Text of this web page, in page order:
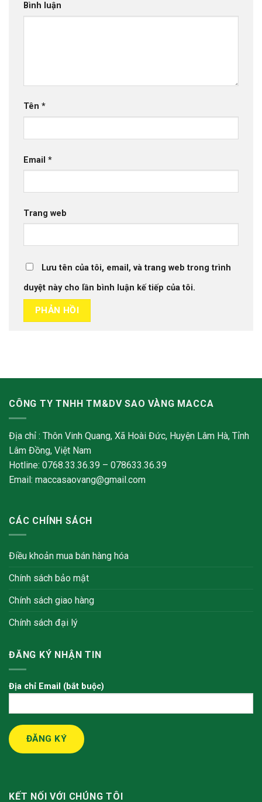
Bình luận
Tên *
Email *
Trang web
Lưu tên của tôi, email, và trang web trong trình
duyệt này cho lần bình luận kế tiếp của tôi.
CÔNG TY TNHH TM&DV SAO VÀNG MACCA
Địa chỉ : Thôn Vinh Quang, Xã Hoài Đức, Huyện Lâm Hà, Tỉnh
Lâm Đồng, Việt Nam
Hotline: 0768.33.36.39 – 078633.36.39
Email: maccasaovang@gmail.com
CÁC CHÍNH SÁCH
Điều khoản mua bán hàng hóa
Chính sách bảo mật
Chính sách giao hàng
Chính sách đại lý
ĐĂNG KÝ NHẬN TIN
Địa chỉ Email (bắt buộc)
KẾT NỐI VỚI CHÚNG TÔI